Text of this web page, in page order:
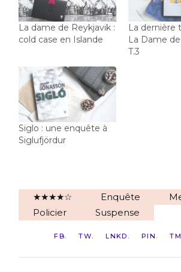
La dame de Reykjavik :
cold case en Islande
La dernière
La Dame
T.3
Siglo : une enquête à
Siglufjördur
★★★★☆ Enquête
Policier
Suspense
FB TW LNKD PIN